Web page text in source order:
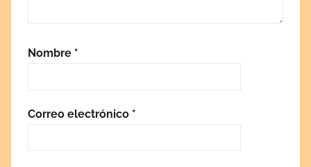
Nombre *
Correo electrónico *